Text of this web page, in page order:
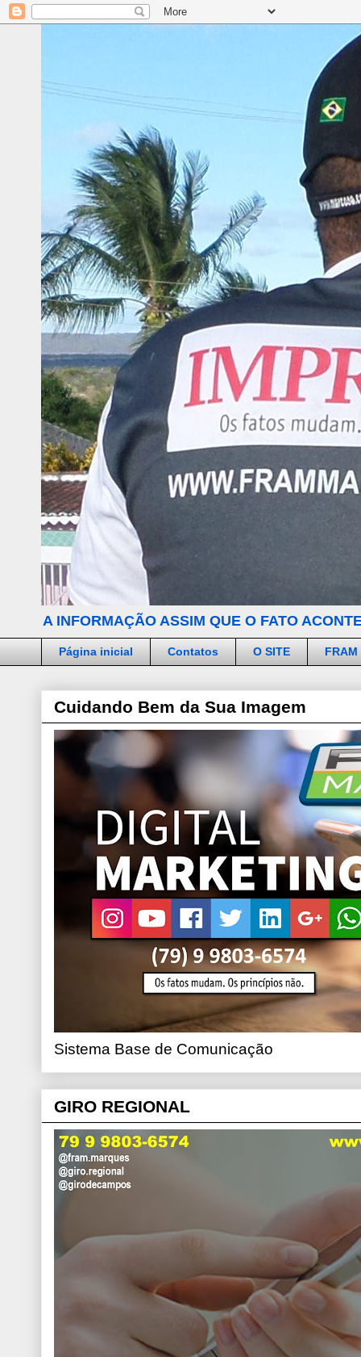
A INFORMAÇÃO ASSIM QUE O FATO
Página inicial Contatos O SITE FRAM
Cuidando Bem da Sua Imagem
Sistema Base de Comunicação
GIRO REGIONAL